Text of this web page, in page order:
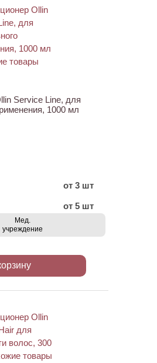
Service Line, для
1000 мл
от 3 шт
от 5 шт
Мед.
учреждение